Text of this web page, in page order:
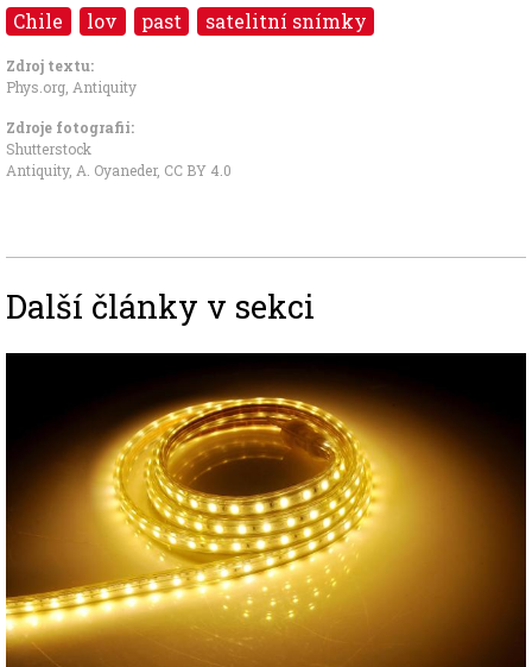
Chile lov past satelitní snímky
Zdroj textu:
Phys.org Antiquity
Zdroje fotografii:
Shutterstock
Antiquity, A. Oyaneder, CC BY 4.0
Další články v sekci